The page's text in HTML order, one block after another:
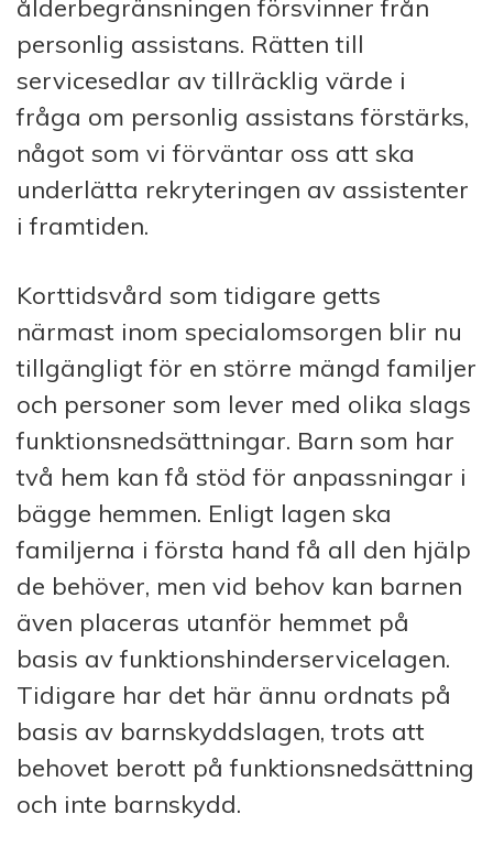
ålderbegränsningen försvinner från
personlig assistans. Rätten till
servicesedlar av tillräcklig värde i
fråga om personlig assistans förstärks,
något som vi förväntar oss att ska
underlätta rekryteringen av assistenter
i framtiden.
Korttidsvård som tidigare getts
närmast inom specialomsorgen blir nu
tillgängligt för en större mängd familjer
och personer som lever med olika slags
funktionsnedsättningar. Barn som har
två hem kan få stöd för anpassningar i
bägge hemmen. Enligt lagen ska
familjerna i första hand få all den hjälp
de behöver, men vid behov kan barnen
även placeras utanför hemmet på
basis av funktionshinderservicelagen.
Tidigare har det här ännu ordnats på
basis av barnskyddslagen, trots att
behovet berott på funktionsnedsättning
och inte barnskydd.